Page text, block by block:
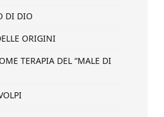
DI DIO
ORIGINI
TERAPIA DEL “MALE DI